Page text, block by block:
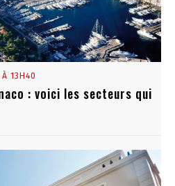
13H40
: voici les secteurs qui